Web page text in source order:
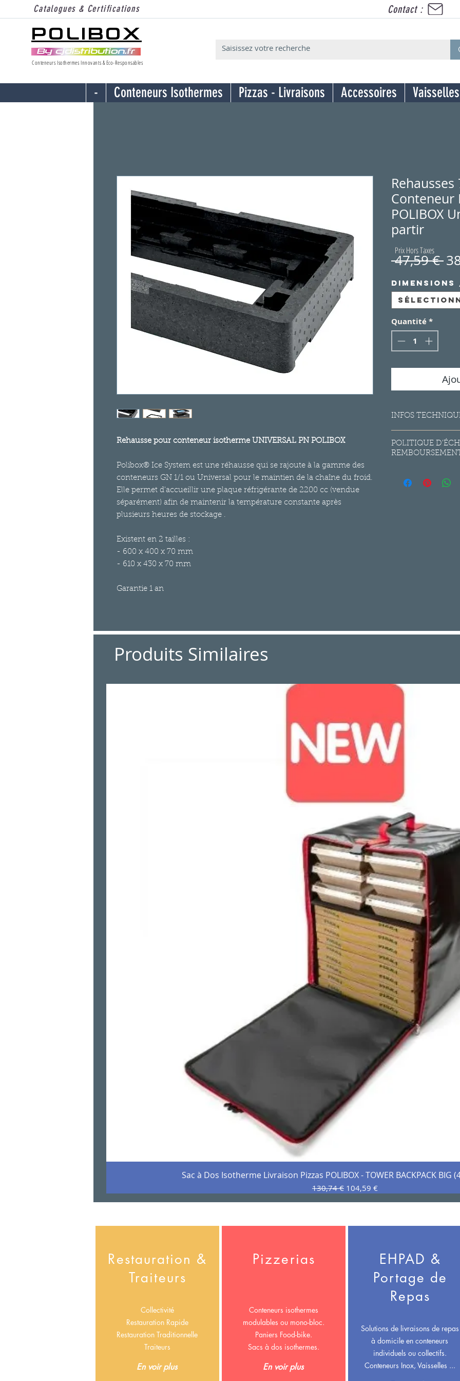
Catalogues & Certifications Contact :
POLIBOX
Conteneurs Isothermes Innovants & Eco-Responsables
- Conteneurs Isothermes Pizzas - Livraisons Accessoires Vaisselles
Rehausse pour conteneur isotherme UNIVERSAL PN POLIBOX
Polibox® Ice System est une réhausse qui se rajoute à la gamme des
conteneurs GN 1/1 ou Universal pour le maintien de la chaîne du froid.
Elle permet d'accueillir une plaque réfrigérante de 2200 cc (vendue
séparément) afin de maintenir la température constante après
plusieurs heures de stockage .
Existent en 2 tailles :
- 600 x 400 x 70 mm
- 610 x 430 x 70 mm
Garantie 1 an
Conteneur
POLIBOX
partir
47,59 €
Quantité*
INFOS
Couleur : noire
Température de
POLITIQUE
consommateur de
produits soldés,
Prix Hors Taxes
Produits Similaires
Aperçu rapide
Sac à Dos Isotherme Livraison Pizzas POLIBOX - TOWER BACKPACK BIG
Prix original
130,74 € Prix promotionnel
104,59 €
Restauration &
Traiteurs
Collectivité
Restauration Rapide
Restauration Traditionnelle
Traiteurs
En voir plus
Pizzerias
Conteneurs isothermes
modulables ou mono-bloc.
Paniers Food-bike.
Sacs à dos isothermes.
En voir plus
EHPAD &
Portage de
Repas
Solutions de livraisons de repas
à domicile en conteneurs
individuels ou collectifs.
Conteneurs Inox, Vaisselles ...